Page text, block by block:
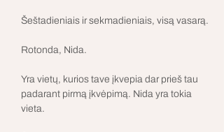
Šeštadieniais ir sekmadieniais, visą vasarą.
Rotonda, Nida.
Yra vietų, kurios tave įkvepia dar prieš tau
padarant pirmą įkvėpimą. Nida yra tokia
vieta.